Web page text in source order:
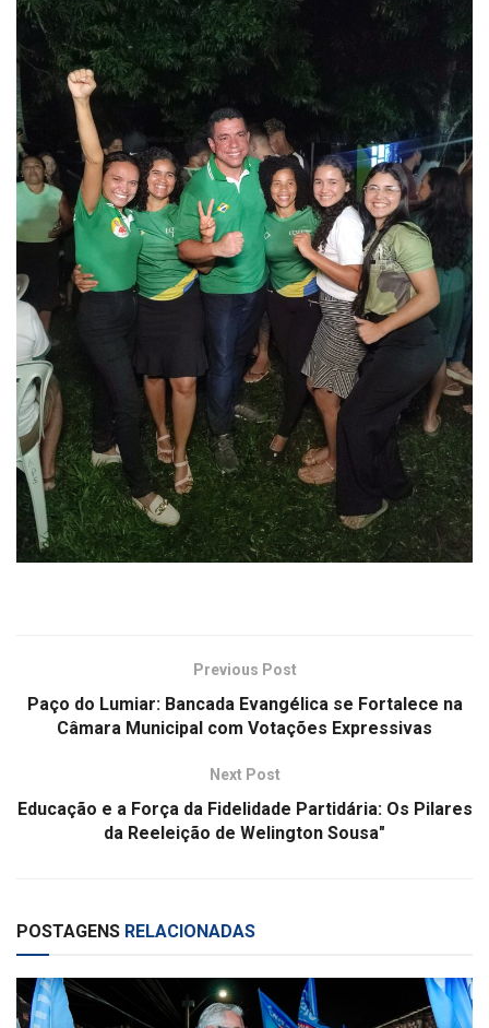
Previous Post
Paço do Lumiar: Bancada Evangélica se Fortalece na
Câmara Municipal com Votações Expressivas
Next Post
Educação e a Força da Fidelidade Partidária: Os Pilares
da Reeleição de Welington Sousa"
POSTAGENS RELACIONADAS